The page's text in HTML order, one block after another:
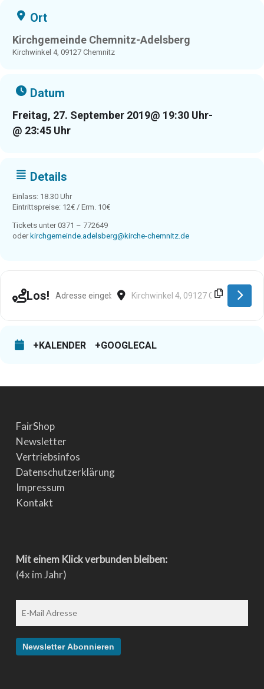
Ort
Kirchgemeinde Chemnitz-Adelsberg
Kirchwinkel 4, 09127 Chemnitz
Datum
Freitag, 27. September 2019@ 19:30 Uhr-
@ 23:45 Uhr
Details
Einlass: 18.30 Uhr
Eintrittspreise: 12€ / Erm. 10€
Tickets unter 0371 – 772649
oder kirchgemeinde.adelsberg@kirche-chemnitz.de
Los! Address - Chemnitz [yDyj4iQep]Destination Address - Chemnitz
+KALENDER +GOOGLECAL
FairShop
Newsletter
Vertriebsinfos
Datenschutzerklärung
Impressum
Kontakt
Mit einem Klick verbunden bleiben:
(4x im Jahr)